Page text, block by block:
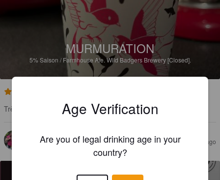
MURMURATION
5% Saison / Farmhouse Ale.Wild Badgers Brewery [Closed].
Très sympa, bière à la fleur d'hibiscus et aux baies magao
BESNSON 2 years ago
Age Verification
Are you of legal drinking age in your
country?